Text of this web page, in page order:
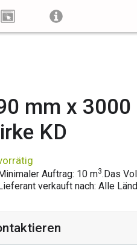
mm x
KD
Auftrag: 10 m3.Das
verkauft nach: Alle